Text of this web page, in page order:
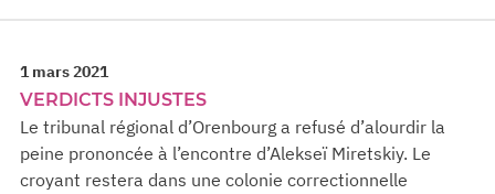
1 mars 2021
VERDICTS INJUSTES
Le tribunal régional d’Orenbourg a refusé d’alourdir la
peine prononcée à l’encontre d’Alekseï Miretskiy. Le
croyant restera dans une colonie correctionnelle